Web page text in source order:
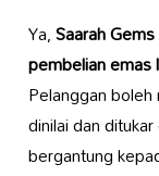
Ya,Saarah
pembelian emas
Pelanggan
dinilai dan
bergantung